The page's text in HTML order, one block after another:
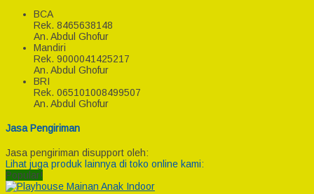
BCA
Rek. 8465638148
An. Abdul Ghofur
Mandiri
Rek. 9000041425217
An. Abdul Ghofur
BRI
Rek. 065101008499507
An. Abdul Ghofur
Jasa Pengiriman
Jasa pengiriman disupport oleh:
Lihat juga produk lainnya di toko online kami:
Popular!